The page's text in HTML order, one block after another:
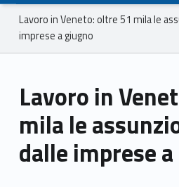
Breadcrumbs navigation
Lavoro in Veneto: oltre 51 mila le
imprese a giugno
Lavoro in Veneto: oltre 51
mila le
dalle imprese